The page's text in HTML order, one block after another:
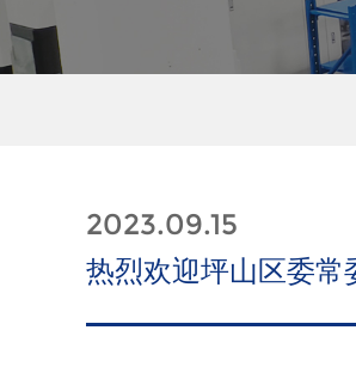
2023.09.15
热烈欢迎坪山区委常